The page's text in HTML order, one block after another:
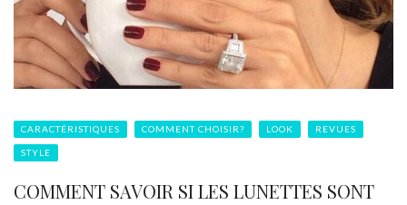
CARACTÉRISTIQUES COMMENT CHOISIR? LOOK REVUES
STYLE
COMMENT SAVOIR SI LES LUNETTES SONT